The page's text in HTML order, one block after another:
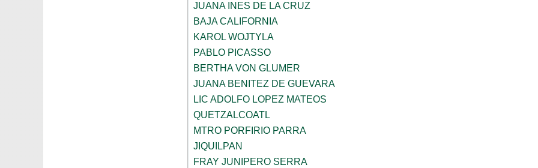
JUANA INES DE LA CRUZ
BAJA CALIFORNIA
KAROL WOJTYLA
PABLO PICASSO
BERTHA VON GLUMER
JUANA BENITEZ DE GUEVARA
LIC ADOLFO LOPEZ MATEOS
QUETZALCOATL
MTRO PORFIRIO PARRA
JIQUILPAN
FRAY JUNIPERO SERRA